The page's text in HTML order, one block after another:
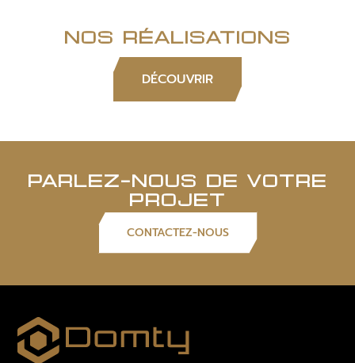
NOS RÉALISATIONS
DÉCOUVRIR
PARLEZ-NOUS DE VOTRE
PROJET
CONTACTEZ-NOUS